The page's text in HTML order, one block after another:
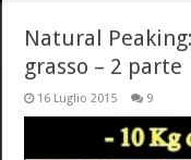
Natural
grasso – 2 parte
16 Luglio 2015 9